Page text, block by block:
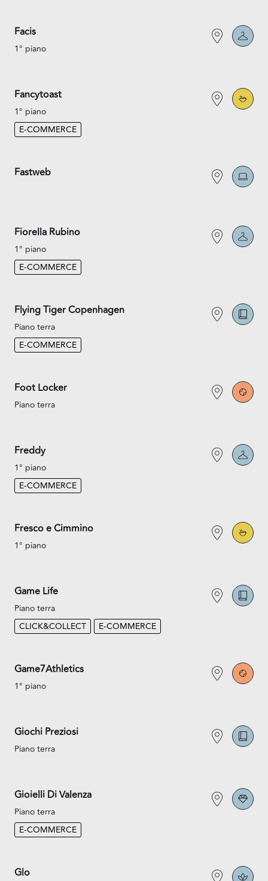
Facis
1° piano
Fancytoast
1° piano
E-COMMERCE
Fastweb
Fiorella Rubino
1° piano
E-COMMERCE
Flying Tiger Copenhagen
Piano terra
E-COMMERCE
Foot Locker
Piano terra
Freddy
1° piano
E-COMMERCE
Fresco e Cimmino
1° piano
Game Life
Piano terra
CLICK&COLLECT
E-COMMERCE
Game7Athletics
1° piano
Giochi Preziosi
Piano terra
Gioielli Di Valenza
Piano terra
E-COMMERCE
Glo